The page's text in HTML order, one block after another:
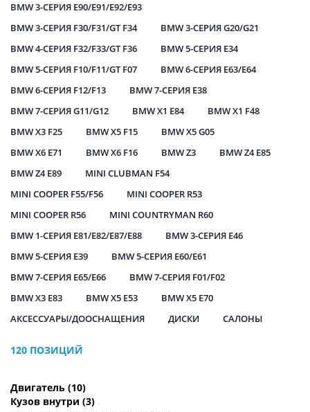
BMW 3-СЕРИЯ E90/E91/E92/E93
BMW 3-СЕРИЯ F30/F31/GT F34
BMW 3-СЕРИЯ G20/G21
BMW 4-СЕРИЯ F32/F33/GT F36
BMW 5-СЕРИЯ E34
BMW 5-СЕРИЯ F10/F11/GT F07
BMW 6-СЕРИЯ E63/E64
BMW 6-СЕРИЯ F12/F13
BMW 7-СЕРИЯ E38
BMW 7-СЕРИЯ G11/G12
BMW X1 E84
BMW X1 F48
BMW X3 F25
BMW X5 F15
BMW X5 G05
BMW X6 E71
BMW X6 F16 BMW Z3
BMW Z4 E85
BMW Z4 E89
MINI CLUBMAN F54
MINI COOPER F55/F56
MINI COOPER R53
MINI COOPER R56
MINI COUNTRYMAN R60
BMW 1-СЕРИЯ E81/E82/E87/E88
BMW 3-СЕРИЯ E46
BMW 5-СЕРИЯ E39
BMW 5-СЕРИЯ E60/E61
BMW 7-СЕРИЯ E65/E66
BMW 7-СЕРИЯ F01/F02
BMW X3 E83
BMW X5 E53
BMW X5 E70
АКСЕССУАРЫ/ДООСНАЩЕНИЯ
ДИСКИ САЛОНЫ
120 ПОЗИЦИЙ
Двигатель (10)
Кузов внутри (3)